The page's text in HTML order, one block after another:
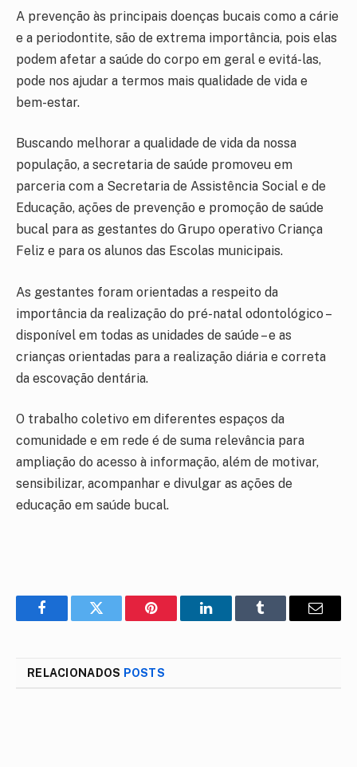
A prevenção às principais doenças bucais como a cárie
e a periodontite, são de extrema importância, pois elas
podem afetar a saúde do corpo em geral e evitá-las,
pode nos ajudar a termos mais qualidade de vida e
bem-estar.
Buscando melhorar a qualidade de vida da nossa
população, a secretaria de saúde promoveu em
parceria com a Secretaria de Assistência Social e de
Educação, ações de prevenção e promoção de saúde
bucal para as gestantes do Grupo operativo Criança
Feliz e para os alunos das Escolas municipais.
As gestantes foram orientadas a respeito da
importância da realização do pré-natal odontológico –
disponível em todas as unidades de saúde – e as
crianças orientadas para a realização diária e correta
da escovação dentária.
O trabalho coletivo em diferentes espaços da
comunidade e em rede é de suma relevância para
ampliação do acesso à informação, além de motivar,
sensibilizar, acompanhar e divulgar as ações de
educação em saúde bucal.
FacebookTwitter Pinterest LinkedInTumblr
E-
RELACIONADOS POSTS